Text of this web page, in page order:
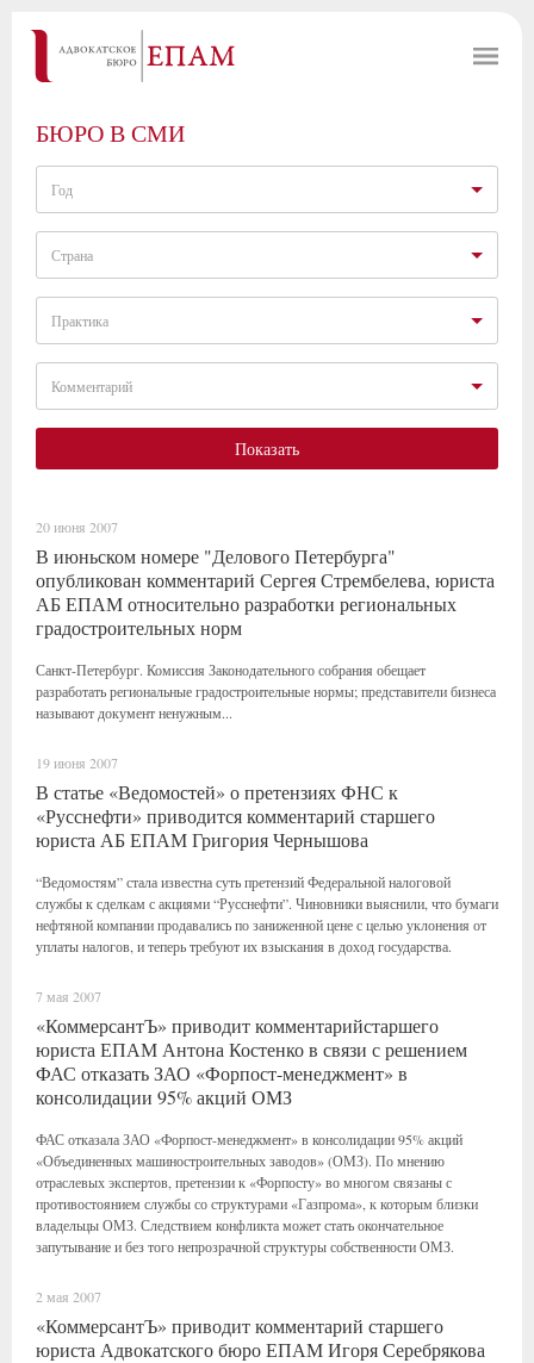
БЮРО В СМИ
Год
Страна
Практика
Комментарий
Показать
20 июня 2007
В июньском номере "Делового Петербурга"
опубликован комментарий Сергея Стрембелева, юриста
АБ ЕПАМ относительно разработки региональных
градостроительных норм
Санкт-Петербург. Комиссия Законодательного собрания обещает
разработать региональные градостроительные нормы; представители бизнеса
называют документ ненужным...
19 июня 2007
В статье «Ведомостей» о претензиях ФНС к
«Русснефти» приводится комментарий старшего
юриста АБ ЕПАМ Григория Чернышова
“Ведомостям” стала известна суть претензий Федеральной налоговой
службы к сделкам с акциями “Русснефти”. Чиновники выяснили, что бумаги
нефтяной компании продавались по заниженной цене с целью уклонения от
уплаты налогов, и теперь требуют их взыскания в доход государства.
7 мая 2007
«КоммерсантЪ» приводит комментарийстаршего
юриста ЕПАМ Антона Костенко в связи с решением
ФАС отказать ЗАО «Форпост-менеджмент» в
консолидации 95% акций ОМЗ
ФАС отказала ЗАО «Форпост-менеджмент» в консолидации 95% акций
«Объединенных машиностроительных заводов» (ОМЗ). По мнению
отраслевых экспертов, претензии к «Форпосту» во многом связаны с
противостоянием службы со структурами «Газпрома», к которым близки
владельцы ОМЗ. Следствием конфликта может стать окончательное
запутывание и без того непрозрачной структуры собственности ОМЗ.
2 мая 2007
«КоммерсантЪ» приводит комментарий старшего
юриста Адвокатского бюро ЕПАМ Игоря Серебрякова